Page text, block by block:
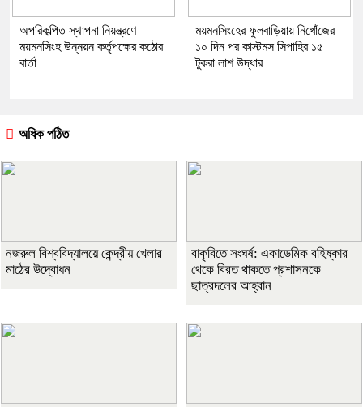
অপরিকল্পিত স্থাপনা নিয়ন্ত্রণে
ময়মনসিংহ উন্নয়ন কর্তৃপক্ষের কঠোর
বার্তা
ময়মনসিংহের ফুলবাড়িয়ায় নিখোঁজের
১০ দিন পর কাস্টমস সিপাহির ১৫
টুকরা লাশ উদ্ধার
অধিক পঠিত
নজরুল বিশ্ববিদ্যালয়ে কেন্দ্রীয় খেলার
মাঠের উদ্বোধন
বাকৃবিতে সংঘর্ষ: একাডেমিক বহিষ্কার
থেকে বিরত থাকতে প্রশাসনকে
ছাত্রদলের আহ্বান